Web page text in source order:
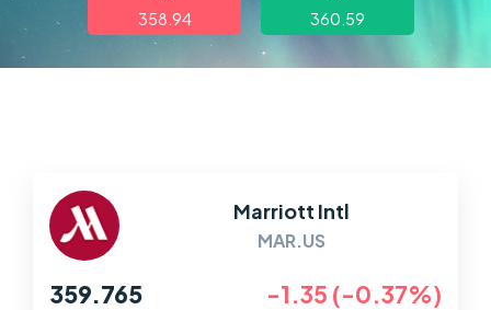
Dagangan
Bantuan
358.94 360.59
Marriott Intl
MAR.US
359.765 -1.35 (-0.37%)